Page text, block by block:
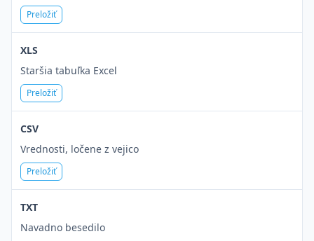
Preložiť
XLS
Staršia tabuľka Excel
Preložiť
CSV
Vrednosti, ločene z vejico
Preložiť
TXT
Navadno besedilo